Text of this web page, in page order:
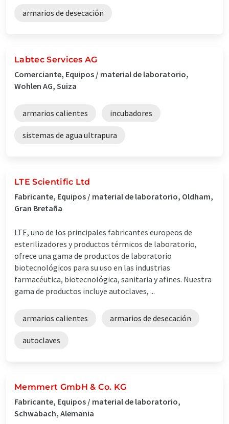
armarios de desecación
Labtec Services AG
Comerciante, Equipos / material de laboratorio,
Wohlen AG, Suiza
armarios calientes incubadores
sistemas de agua ultrapura
LTE Scientific Ltd
Fabricante, Equipos / material de laboratorio, Oldham,
Gran Bretaña
LTE, uno de los principales fabricantes europeos de
esterilizadores y productos térmicos de laboratorio,
ofrece una gama de productos de laboratorio
biotecnológicos para su uso en las industrias
farmacéutica, biotecnológica, sanitaria y afines. Nuestra
gama de productos incluye autoclaves, ...
armarios calientes armarios de desecación
autoclaves
Memmert GmbH & Co. KG
Fabricante, Equipos / material de laboratorio,
Schwabach, Alemania